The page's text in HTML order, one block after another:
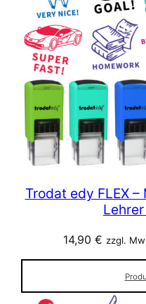
Trodat edy FLEX
14,90 € zzgl.